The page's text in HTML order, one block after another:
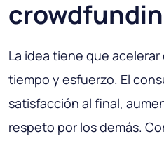
La idea tiene que
tiempo y esfuerzo. El
satisfacción al final,
respeto por los demás.